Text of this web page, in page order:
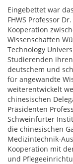
Eingebettet war
FHWS Professor
Kooperation
Wissenschaften
Technology
Studierenden
deutschem und
für angewandte
weiterentwickelt
chinesischen
Präsidenten
Schweinfurter
die chinesischen
Medizintechnik-
Kooperation mit
und